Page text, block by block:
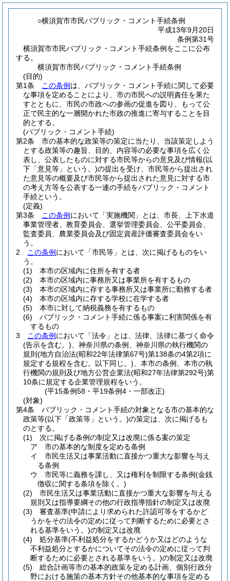
○横須賀市市民パブリック・コメント手続条例
平成13年9月20日
条例第31号
横須賀市市民パブリック・コメント手続条例をここに公布
する。
横須賀市市民パブリック・コメント手続条例
(目的)
第1条
この条例 は、パブリック・コメント手続に関して必要
な事項を定めることにより、市の市民への説明責任を果た
すとともに、市民の市政への参画の促進を図り、もって公
正で民主的な一層開かれた市政の推進に寄与することを目
的とする。
(パブリック・コメント手続)
第2条
市の基本的な政策等の策定に当たり、当該策定しよう
とする政策等の趣旨、目的、内容等の必要な事項を広く公
表し、公表したものに対する市民等からの意見及び情報(以
下「意見等」という。)の提出を受け、市民等から提出され
た意見等の概要及び市民等から提出された意見に対する市
の考え方等を公表する一連の手続をパブリック・コメント
手続という。
(定義)
第3条
この条例 において「実施機関」とは、市長、上下水道
事業管理者、教育委員会、選挙管理委員会、公平委員会、
監査委員、農業委員会及び固定資産評価審査委員会をい
う。
2
この条例 において「市民等」とは、次に掲げるものをい
う。
(1)
本市の区域内に住所を有する者
(2)
本市の区域内に事務所又は事業所を有するもの
(3)
本市の区域内に存する事務所又は事業所に勤務する者
(4)
本市の区域内に存する学校に在学する者
(5)
本市に対して納税義務を有するもの
(6)
パブリック・コメント手続に係る事案に利害関係を有
するもの
3
この条例 において「法令」とは、法律、法律に基づく命令
(告示を含む。) 、神奈川県の条例、神奈川県の執行機関の
規則 (地方自治法(昭和22年法律第67号)第138条の4第2項に
規定する規程を含む。以下同じ。) 、本市の条例、本市の執
行機関の規則及び地方公営企業法(昭和27年法律第292号)第
10条に規定する企業管理規程をいう。
(平15条例58・平19条例4・一部改正)
(対象)
第4条
パブリック・コメント手続の対象となる市の基本的な
政策等(以下「政策等」という。)の策定は、次に掲げるも
のとする。
(1)
次に掲げる条例の制定又は改廃に係る案の策定
ア
市の基本的な制度を定める条例
イ
市民生活又は事業活動に直接かつ重大な影響を与え
る条例
ウ
市民等に義務を課し、又は権利を制限する条例(金銭
徴収に関する条項を除く。)
(2)
市民生活又は事業活動に直接かつ重大な影響を与える
規則又は指導要綱その他の行政指導指針の制定又は改廃
(3)
審査基準(申請により求められた許認可等をするかど
うかをその法令の定めに従って判断するために必要とさ
れる基準をいう。)の制定又は改廃
(4)
処分基準(不利益処分をするかどうか又はどのような
不利益処分とするかについてその法令の定めに従って判
断するために必要とされる基準をいう。)の制定又は改廃
(5)
総合計画等市の基本的政策を定める計画、個別行政分
野における施策の基本方針その他基本的な事項を定める